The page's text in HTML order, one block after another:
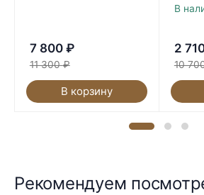
7 800 ₽
11 300 ₽
В корзину
В
2
10
Рекомендуем